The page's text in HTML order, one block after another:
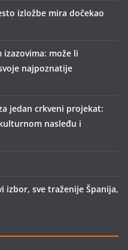
izložbe mira dočekao
izazovima: može li
najpoznatije
jedan crkveni projekat:
nasleđu i
izbor, sve traženije Španija,